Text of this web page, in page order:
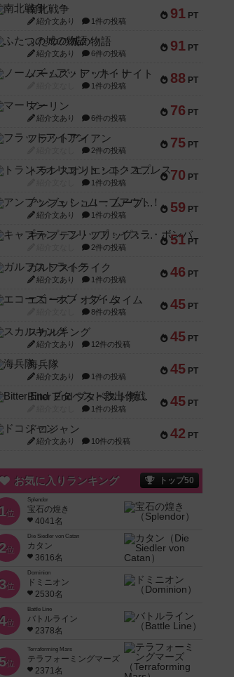
91 PT
南北戦争
紹介文あり 1件の投稿
91 PT
ふたつの城の物語
紹介文あり 6件の投稿
88 PT
ノームズ・アット・ナイト
1件の投稿
76 PT
マーリン
紹介文あり 6件の投稿
75 PT
フラットアイアン
2件の投稿
70 PT
トランスオリエント・エクスプレス
1件の投稿
59 PT
アンブッシュ！：ムーブアウト！
紹介文あり 1件の投稿
51 PT
キャプテン・フリップ：イスラ・ボンバ
2件の投稿
46 PT
ガルフストライク
紹介文あり 1件の投稿
45 PT
エコーズ・オブ・タイム
8件の投稿
45 PT
スカルキング
紹介文あり 12件の投稿
45 PT
海兵隊
紹介文あり 1件の投稿
45 PT
Bitter End ブタペスト救出作戦
1件の投稿
42 PT
ドコジャン
紹介文あり 10件の投稿
お気に入りランキング トップ50
1位
Splendor
宝石の煌き
4041名
位
Die Siedler von Catan
カタン
3616名
位
Dominion
ドミニオン
2530名
位
Battle Line
バトルライン
2378名
位
Terraforming Mars
テラフォーミングマーズ
2371名